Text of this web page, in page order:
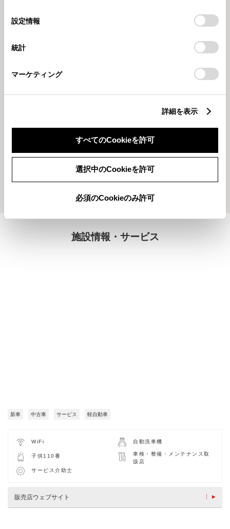
デバイスにすべてのCookie(クッキー)が保存されることに同
意したことになります。Cookie(クッキー)のオプトアウト、
設定の変更、同意を撤回したりするにあたっては、当社の
「Cookie（クッキー）情報の取り扱いについて
」をご覧くだ
設定情報
統計
マーケティング
詳細を表示
すべてのCookieを許可
選択中のCookieを許可
必須のCookieのみ許可
オートマチックオイルの交換オス
スメです！
2026年新春初売りフェア開催中
ら素敵な作品をお借りしました！
施設情報・サービス
新車 中古車 サービス 軽自動車
WiFi 自動洗車機
子供110番
車検・整備・メンテナンス取
扱店
サービス介助士
販売店ウェブサイト